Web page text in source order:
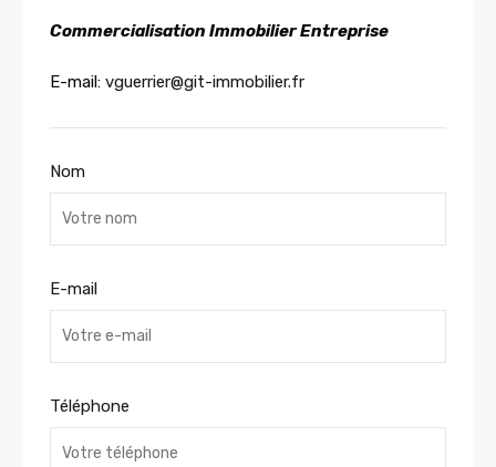
Commercialisation Immobilier Entreprise
E-mail: vguerrier@git-immobilier.fr
Nom
E-mail
Téléphone